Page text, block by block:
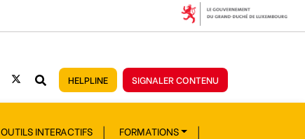
HELPLINE SIGNALER CONTENU
OUTILS INTERACTIFS FORMATIONS